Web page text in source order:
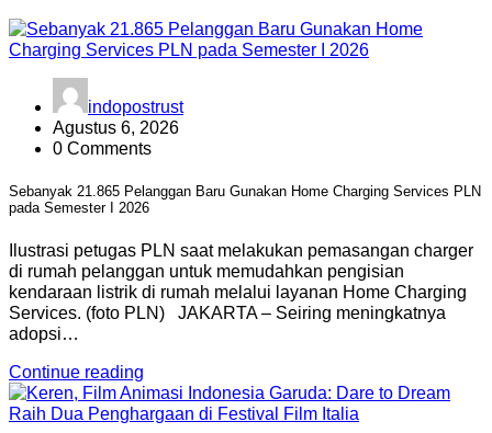
indopostrust
Agustus 6, 2026
0 Comments
Sebanyak 21.865 Pelanggan Baru Gunakan Home Charging Services PLN
pada Semester I 2026
Ilustrasi petugas PLN saat melakukan pemasangan charger
di rumah pelanggan untuk memudahkan pengisian
kendaraan listrik di rumah melalui layanan Home Charging
Services. (foto PLN) JAKARTA – Seiring meningkatnya
adopsi…
Continue reading